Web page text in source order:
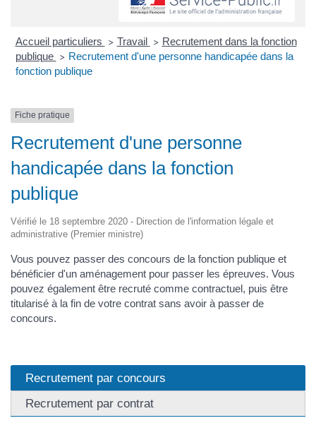
Accueil particuliers > Travail > Recrutement dans la fonction
publique > Recrutement d'une personne handicapée dans la
fonction publique
Fiche pratique
Recrutement d'une personne
handicapée dans la fonction
publique
Vérifié le 18 septembre 2020 - Direction de l'information légale et
administrative (Premier ministre)
Vous pouvez passer des concours de la fonction publique et
bénéficier d'un aménagement pour passer les épreuves. Vous
pouvez également être recruté comme contractuel, puis être
titularisé à la fin de votre contrat sans avoir à passer de
concours.
Recrutement par concours
Recrutement par contrat